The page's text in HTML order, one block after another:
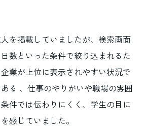
を掲載していましたが、検索画面
数といった条件で絞り込まれるた
業が上位に表示されやすい状況で
る 、仕事のやりがいや職場の雰囲
件では伝わりにくく、学生の目に
感じていました。